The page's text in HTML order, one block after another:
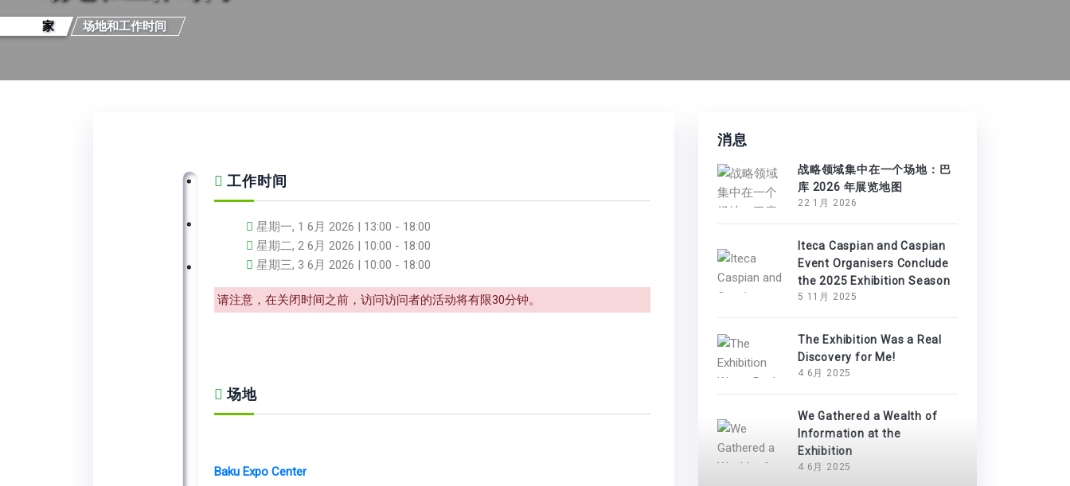
家 场地和工作时间
工作时间
星期一, 1 6月 2026 | 13:00 - 18:00
星期二, 2 6月 2026 | 10:00 - 18:00
星期三, 3 6月 2026 | 10:00 - 18:00
请注意，在关闭时间之前，访问访问者的活动将有限30分钟。
场地
Baku Expo Center
消息
战略领域集中在一个场地：巴
库 2026 年展览地图
22 1月 2026
Iteca Caspian and Caspian
Event Organisers Conclude
the 2025 Exhibition Season
5 11月 2025
The Exhibition Was a Real
Discovery for Me!
4 6月 2025
We Gathered a Wealth of
Information at the
Exhibition
4 6月 2025